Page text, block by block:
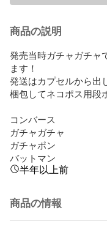
商品の説明
発売当時ガチャガチャ
ます！
発送はカプセルから出
梱包してネコポス用段
コンバース
ガチャガチャ
ガチャポン
バットマン
半年以上前
商品の情報